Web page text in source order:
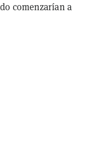
comenzarían a